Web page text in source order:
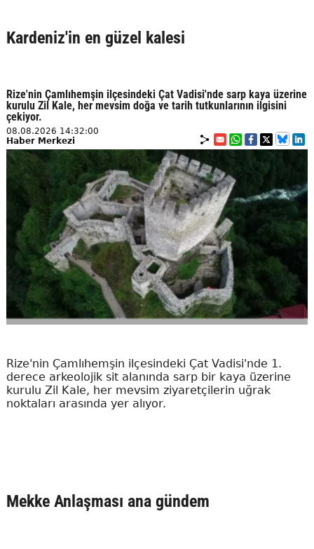
Kardeniz'in en güzel kalesi
Rize'nin Çamlıhemşin ilçesindeki Çat Vadisi'nde sarp kaya üzerine
kurulu Zil Kale, her mevsim doğa ve tarih tutkunlarının ilgisini
çekiyor.
08.08.2026 14:32:00
Haber Merkezi
Rize'nin Çamlıhemşin ilçesindeki Çat Vadisi'nde 1.
derece arkeolojik sit alanında sarp bir kaya üzerine
kurulu Zil Kale, her mevsim ziyaretçilerin uğrak
noktaları arasında yer alıyor.
Mekke Anlaşması ana gündem